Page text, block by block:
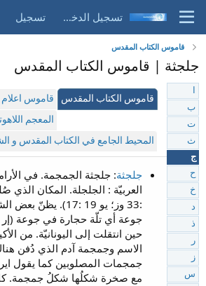
تسجيل الدخول تسجيل
قاموس الكتاب المقدس
جلجثة | قاموس الكتاب المقدس
قاموس الكتاب المقدس
قاموس
المعجم
المحيط الجامع في الكتاب المقدس و
جلجثة: جلجثة الجمجمة. في
:33 وز؛ يو 19 :17).
حين انتقلت إلى اليونانيّة. من
الاسم وجمجمة آدم الذي دُفن
جمجمات المصلوبين كما يقول
مع صخرة شكلُها شكلُ جمجمة.
ب
ت
ث
ج
ح
خ
د
ذ
ر
ز
س